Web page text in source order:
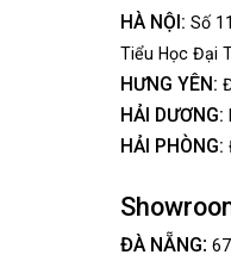
HÀ NỘI: Số
Tiểu Học Đại
HƯNG YÊN:
HẢI DƯƠNG:
HẢI PHÒNG:
ĐÀ NẴNG: